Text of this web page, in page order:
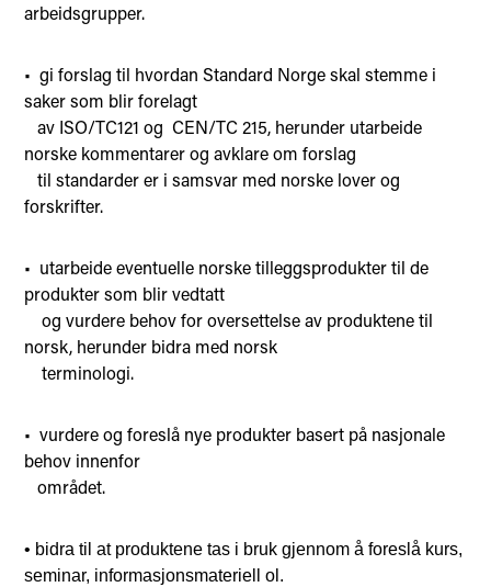
arbeidsgrupper.
• gi forslag til hvordan Standard Norge skal stemme i
saker som blir forelagt
av ISO/TC121 og CEN/TC 215, herunder utarbeide
norske kommentarer og avklare om forslag
til standarder er i samsvar med norske lover og
forskrifter.
• utarbeide eventuelle norske tilleggsprodukter til de
produkter som blir vedtatt
og vurdere behov for oversettelse av produktene til
norsk, herunder bidra med norsk
terminologi.
• vurdere og foreslå nye produkter basert på nasjonale
behov innenfor
området.
• bidra til at produktene tas i bruk gjennom å foreslå kurs,
seminar, informasjonsmateriell ol.